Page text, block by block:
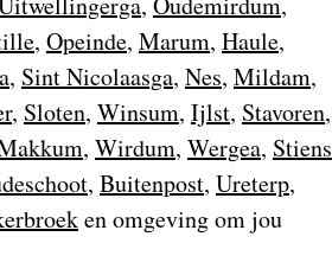
, Opeinde, Marum, Haule,
, Sint Nicolaasga, Nes, Mildam,
, Sloten, Winsum, Ijlst, Stavoren,
, Wirdum, Wergea, Stiens
, Buitenpost, Ureterp,
en omgeving om jou